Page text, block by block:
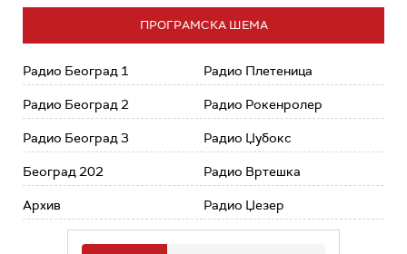
ПРОГРАМСКА ШЕМА
Радио Београд 1
Радио Београд 2
Радио Београд 3
Београд 202
Архив
Радио Плетеница
Радио Рокенролер
Радио Џубокс
Радио Вртешка
Радио Џезер